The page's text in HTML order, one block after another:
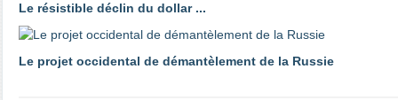
Le résistible déclin du dollar ...
Le projet occidental de démantèlement de la Russie